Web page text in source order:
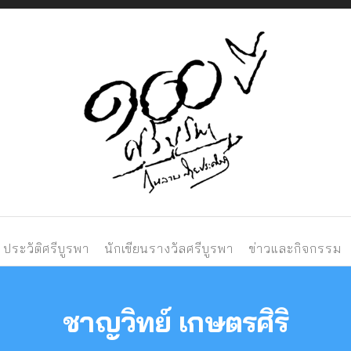
Just another Phlox
ประวัติศรีบูรพา นักเขียนรางวัลศรีบูรพา ข่าวและกิจกรรม
ชาญวิทย์ เกษตรศิริ